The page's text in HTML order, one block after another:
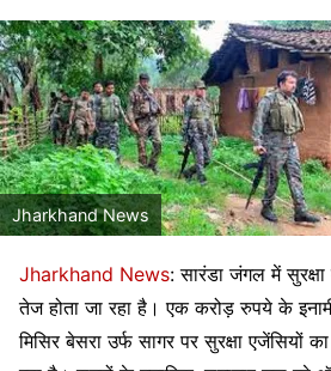
Jharkhand News
Jharkhand News: सारंडा जंगल में
तेज होता जा रहा है। एक करोड़ रुपये के
मिसिर बेसरा उर्फ सागर पर सुरक्षा एजेंसियों